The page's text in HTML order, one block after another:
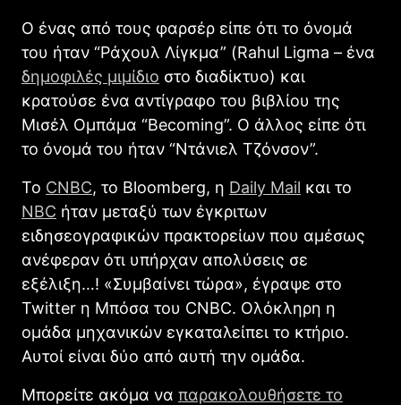
Ο ένας από τους φαρσέρ είπε ότι το όνομά
του ήταν “Ράχουλ Λίγκμα” (Rahul Ligma – ένα
δημοφιλές μιμίδιο στο διαδίκτυο) και
κρατούσε ένα αντίγραφο του βιβλίου της
Μισέλ Ομπάμα “Becoming”. Ο άλλος είπε ότι
το όνομά του ήταν “Ντάνιελ Τζόνσον”.
Το CNBC, το Bloomberg, η Daily Mail και το
NBC ήταν μεταξύ των έγκριτων
ειδησεογραφικών πρακτορείων που αμέσως
ανέφεραν ότι υπήρχαν απολύσεις σε
εξέλιξη…! «Συμβαίνει τώρα», έγραψε στο
Twitter η Μπόσα του CNBC. Ολόκληρη η
ομάδα μηχανικών εγκαταλείπει το κτήριο.
Αυτοί είναι δύο από αυτή την ομάδα.
Μπορείτε ακόμα να παρακολουθήσετε το